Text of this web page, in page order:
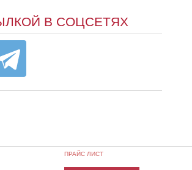
В СОЦСЕТЯХ
ПРАЙС ЛИСТ